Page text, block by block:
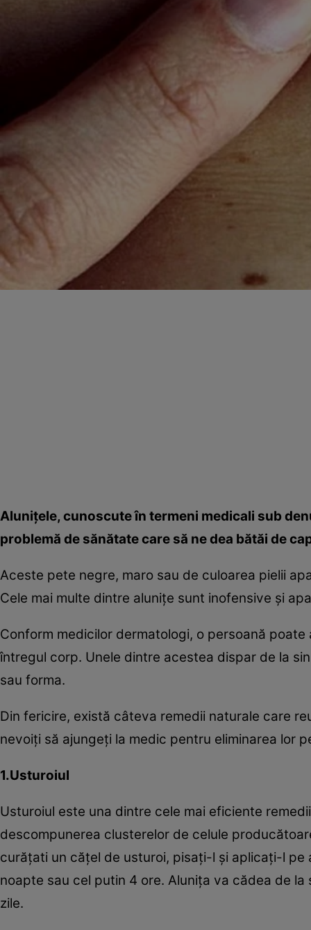
Aluniţele, cunoscute în termeni medicali sub
problemă de sănătate care să ne dea bătăi de
Aceste pete negre, maro sau de culoarea pielii
Cele mai multe dintre aluniţe sunt inofensive şi
Conform medicilor dermatologi, o persoană
întregul corp. Unele dintre acestea dispar de la
sau forma.
Din fericire, există câteva remedii naturale care
nevoiţi să ajungeţi la medic pentru eliminarea lor
1.Usturoiul
Usturoiul este una dintre cele mai eficiente
descompunerea clusterelor de celule
curăţati un căţel de usturoi, pisaţi-l şi aplicaţi-l
noapte sau cel putin 4 ore. Aluniţa va cădea de
zile.